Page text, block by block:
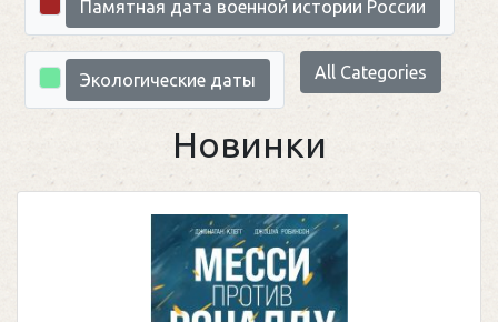
Памятная дата военной истории России
Экологические даты All Categories
Новинки